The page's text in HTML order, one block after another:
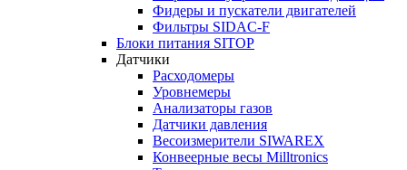
Фидеры и пускатели двигателей
Фильтры SIDAC-F
Блоки питания SITOP
Датчики
Расходомеры
Уровнемеры
Анализаторы газов
Датчики давления
Весоизмерители SIWAREX
Конвеерные весы Milltronics